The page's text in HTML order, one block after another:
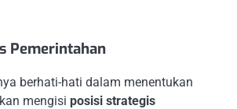
Pemerintahan
berhati-hati dalam menentukan
mengisi posisi strategis